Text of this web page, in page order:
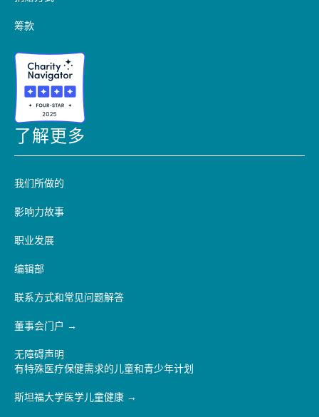
筹款
了解更多
我们所做的
影响力故事
职业发展
编辑部
联系方式和常见问题解答
董事会门户
无障碍声明
有特殊医疗保健需求的儿童和青少年计划
斯坦福大学医学儿童健康